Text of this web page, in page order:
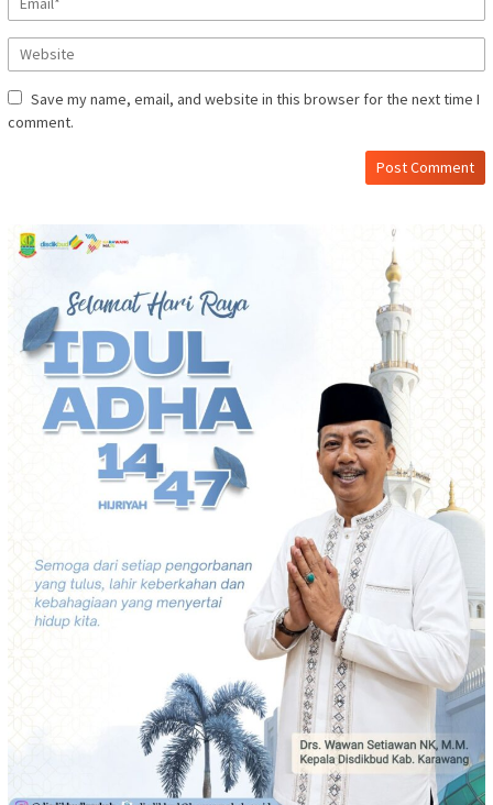
Save my name, email, and website in this browser for the next time I
comment.